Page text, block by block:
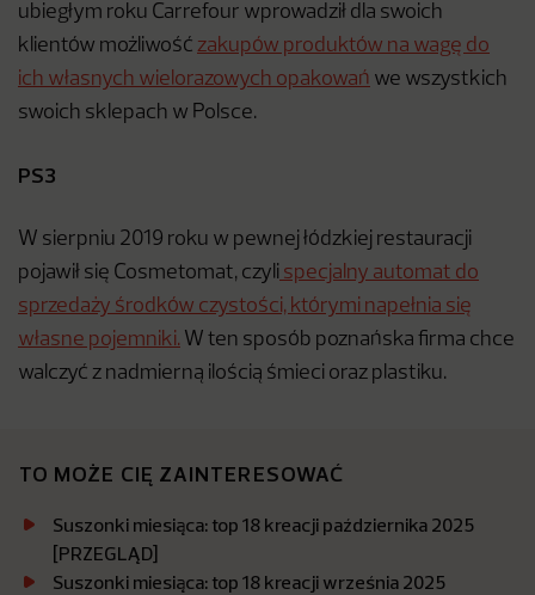
ubiegłym roku Carrefour wprowadził dla swoich
klientów możliwość zakupów produktów na wagę do
ich własnych wielorazowych opakowań we wszystkich
swoich sklepach w Polsce.
PS3
W sierpniu 2019 roku w pewnej łódzkiej restauracji
pojawił się Cosmetomat, czyli specjalny automat do
sprzedaży środków czystości, którymi napełnia się
własne pojemniki. W ten sposób poznańska firma chce
walczyć z nadmierną ilością śmieci oraz plastiku.
TO MOŻE CIĘ ZAINTERESOWAĆ
Suszonki miesiąca: top 18 kreacji października 2025
[PRZEGLĄD]
Suszonki miesiąca: top 18 kreacji września 2025